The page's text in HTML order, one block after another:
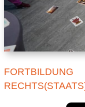
FORTBILDUNG